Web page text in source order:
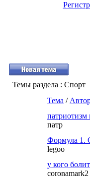
Темы раздела : Спорт
Тема /
патриотизм
патр
Формула 1.
legoo
у кого
coronamark2